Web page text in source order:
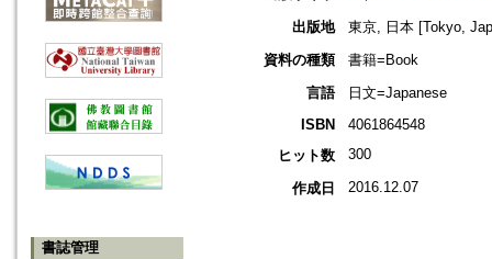
書誌管理
出版地
東京, 日本 [Tokyo,
資料の種類
書籍=Book
言語
日文=Japanese
ISBN
4061864548
ヒット数
300
作成日 2016.12.07